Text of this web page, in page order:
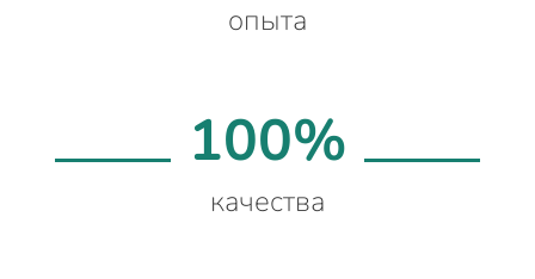
опыта
100%
качества